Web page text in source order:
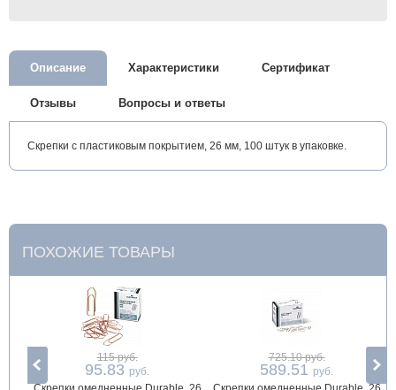
Описание Характеристики Сертификат
Отзывы Вопросы и ответы
Скрепки с пластиковым покрытием, 26 мм, 100 штук в упаковке.
ПОХОЖИЕ ТОВАРЫ
115 руб.
95.83 руб.
725.10 руб.
589.51 руб.